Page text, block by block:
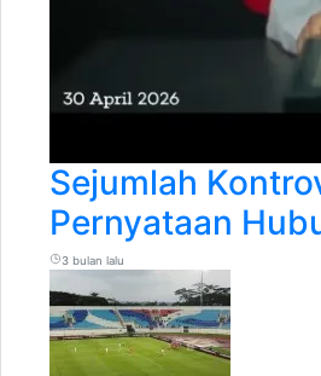
Sejumlah
Pernyataan
3 bulan lalu